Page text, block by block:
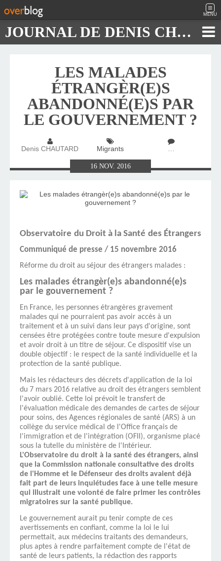
MENU
JOURNAL DE DENIS CHAUTARD
LES MALADES
ÉTRANGÈR(E)S
ABANDONNÉ(E)S PAR
LE GOUVERNEMENT ?
Denis CHAUTARD Migrants …
16 NOV. 2016
Observatoire du Droit à la Santé des Étrangers
Communiqué de presse / 15 novembre 2016
Réforme du droit au séjour des étrangers malades :
Les malades étrangèr(e)s abandonné(e)s
par le gouvernement ?
En France, les personnes étrangères gravement
malades qui ne pourraient pas avoir accès à un
traitement et à un suivi dans leur pays d'origine, sont
censées être protégées contre toute mesure d'expulsion
et avoir droit à un titre de séjour. Ce dispositif vise un
double objectif : le respect de la santé individuelle et la
protection de la santé publique.
Mais les rédacteurs des décrets d'application de la loi
du 7 mars 2016 relative au droit des étrangers semblent
l'avoir oublié. Cette loi prévoit le transfert de
l'évaluation médicale des demandes de cartes de séjour
pour soins, des Agences régionales de santé (ARS) à un
collège du service médical de l'Office français de
l'immigration et de l'intégration (OFII), organisme placé
sous la tutelle du ministère de l'Intérieur.
L'Observatoire du droit à la santé des étrangers, ainsi
que la Commission nationale consultative des droits
de l'Homme et le Défenseur des droits avaient déjà
fait part de leurs inquiétudes face à une telle mesure
qui illustrait une volonté de faire primer les contrôles
migratoires sur la santé publique.
Le gouvernement aurait pu tenir compte de ces
avertissements en confiant, comme la loi le lui
permettait, aux médecins traitants des demandeurs,
plus aptes à rendre parfaitement compte de l'état de
santé de leurs patients, la rédaction des rapports